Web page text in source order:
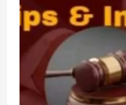
Firm
Dr.iur.
Liona
N.